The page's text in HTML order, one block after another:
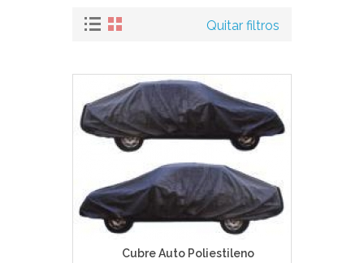
Quitar filtros
Cubre Auto Poliestileno